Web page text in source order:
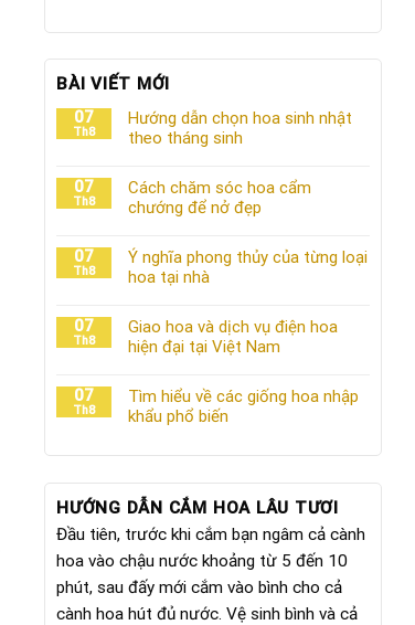
BÀI VIẾT MỚI
07
Th8
Hướng dẫn chọn hoa sinh nhật
theo tháng sinh
07
Th8
Cách chăm sóc hoa cẩm
chướng để nở đẹp
07
Th8
Ý nghĩa phong thủy của từng loại
hoa tại nhà
07
Th8
Giao hoa và dịch vụ điện hoa
hiện đại tại Việt Nam
07
Th8
Tìm hiểu về các giống hoa nhập
khẩu phổ biến
HƯỚNG DẪN CẮM HOA LÂU TƯƠI
Đầu tiên, trước khi cắm bạn ngâm cả cành
hoa vào chậu nước khoảng từ 5 đến 10
phút, sau đấy mới cắm vào bình cho cả
cành hoa hút đủ nước. Vệ sinh bình và cả